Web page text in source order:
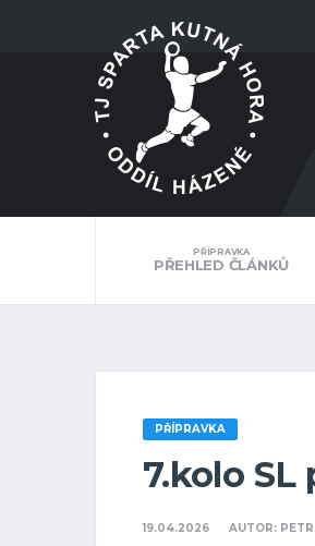
PŘÍPRAVKA
PŘEHLED ČLÁNKŮ
PŘÍPRAVKA
7.kolo
19.04.2026 AUTOR: